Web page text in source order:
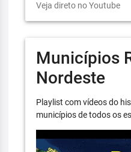
Veja direto no Youtube
Municípios
Nordeste
Playlist com vídeos do
municípios de todos os